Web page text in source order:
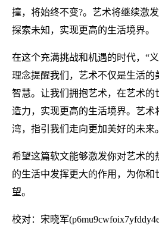
撞，将始终不变?。艺术将继续激
探索未知，实现更高的生活境界。
在这个充满挑战和机遇的时代，“
理念提醒我们，艺术不仅是生活的
智慧。让我们拥抱艺术，在艺术的
造力，实现更高的生活境界。艺术
湾，指引我们走向更加美好的未来。
希望这篇软文能够激发你对艺术的
的生活中发挥更大的作用，为你和
望。
校对：宋晓军